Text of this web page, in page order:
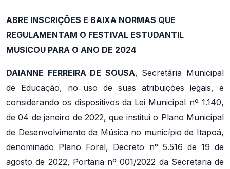
ABRE INSCRIÇÕES E BAIXA NORMAS QUE
REGULAMENTAM O FESTIVAL ESTUDANTIL
MUSICOU PARA O ANO DE 2024
DAIANNE FERREIRA DE SOUSA, Secretária Municipal
de Educação, no uso de suas atribuições legais, e
considerando os dispositivos da Lei Municipal nº 1.140,
de 04 de janeiro de 2022, que institui o Plano Municipal
de Desenvolvimento da Música no município de Itapoá,
denominado Plano Foral, Decreto n° 5.516 de 19 de
agosto de 2022, Portaria nº 001/2022 da Secretaria de